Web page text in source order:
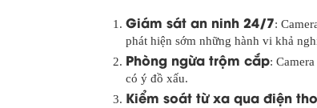
Giám sát an ninh 24/7:
phát hiện sớm những hành vi khả
Phòng ngừa trộm cắp:
có ý đồ xấu.
Kiểm soát từ xa qua điện